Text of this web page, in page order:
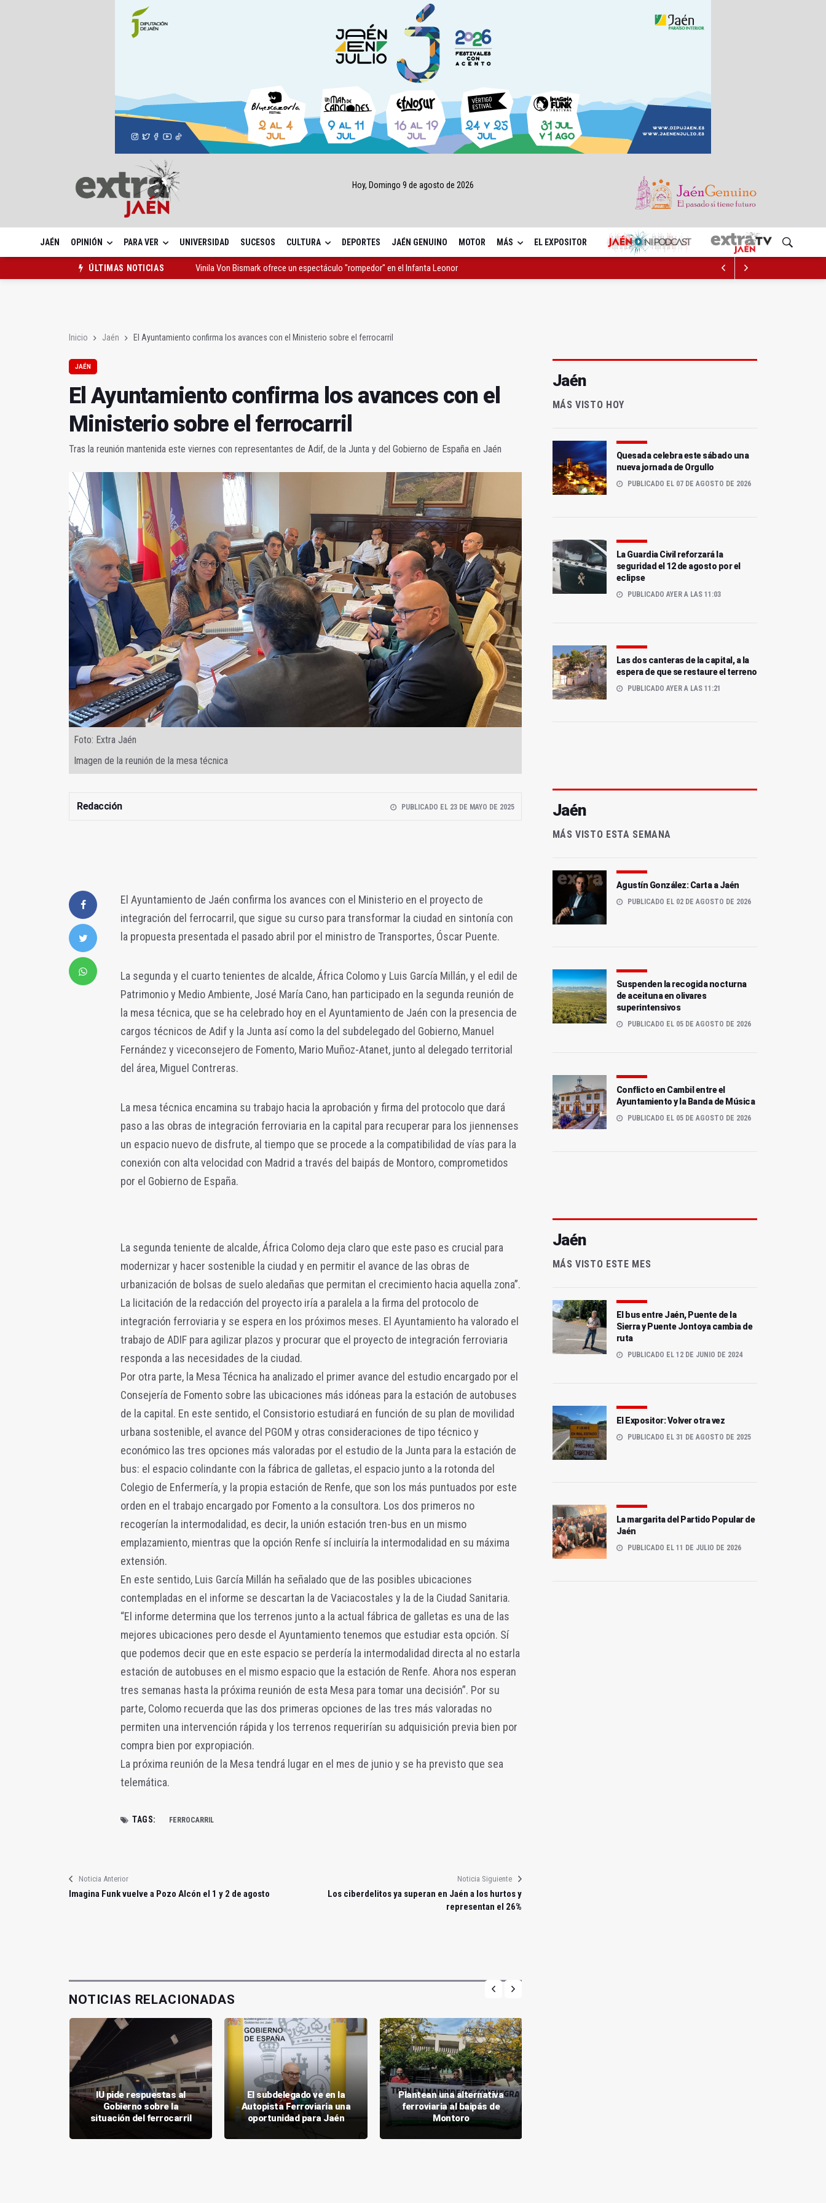
Hoy, Domingo 9 de agosto de 2026
JAÉN OPINIÓN PARA VER UNIVERSIDAD SUCESOS CULTURA DEPORTES JAÉN GENUINO MOTOR MÁS EL EXPOSITOR
ÚLTIMAS NOTICIAS
Vinila Von Bismark ofrece un espectáculo "rompedor" en el Infanta Leonor
Inicio Jaén El Ayuntamiento confirma los avances con el Ministerio sobre el ferrocarril
JAÉN
El Ayuntamiento confirma los avances con el
Ministerio sobre el ferrocarril
Tras la reunión mantenida este viernes con representantes de Adif, de la Junta y del Gobierno de España en Jaén
Foto: Extra Jaén
Imagen de la reunión de la mesa técnica
Redacción PUBLICADO EL 23 DE MAYO DE 2025
El Ayuntamiento de Jaén confirma los avances con el Ministerio en el proyecto de
integración del ferrocarril, que sigue su curso para transformar la ciudad en sintonía con
la propuesta presentada el pasado abril por el ministro de Transportes, Óscar Puente.
La segunda y el cuarto tenientes de alcalde, África Colomo y Luis García Millán, y el edil de
Patrimonio y Medio Ambiente, José María Cano, han participado en la segunda reunión de
la mesa técnica, que se ha celebrado hoy en el Ayuntamiento de Jaén con la presencia de
cargos técnicos de Adif y la Junta así como la del subdelegado del Gobierno, Manuel
Fernández y viceconsejero de Fomento, Mario Muñoz-Atanet, junto al delegado territorial
del área, Miguel Contreras.
La mesa técnica encamina su trabajo hacia la aprobación y firma del protocolo que dará
paso a las obras de integración ferroviaria en la capital para recuperar para los jiennenses
un espacio nuevo de disfrute, al tiempo que se procede a la compatibilidad de vías para la
conexión con alta velocidad con Madrid a través del baipás de Montoro, comprometidos
por el Gobierno de España.
La segunda teniente de alcalde, África Colomo deja claro que este paso es crucial para
modernizar y hacer sostenible la ciudad y en permitir el avance de las obras de
urbanización de bolsas de suelo aledañas que permitan el crecimiento hacia aquella zona”.
La licitación de la redacción del proyecto iría a paralela a la firma del protocolo de
integración ferroviaria y se espera en los próximos meses. El Ayuntamiento ha valorado el
trabajo de ADIF para agilizar plazos y procurar que el proyecto de integración ferroviaria
responda a las necesidades de la ciudad.
Por otra parte, la Mesa Técnica ha analizado el primer avance del estudio encargado por el
Consejería de Fomento sobre las ubicaciones más idóneas para la estación de autobuses
de la capital. En este sentido, el Consistorio estudiará en función de su plan de movilidad
urbana sostenible, el avance del PGOM y otras consideraciones de tipo técnico y
económico las tres opciones más valoradas por el estudio de la Junta para la estación de
bus: el espacio colindante con la fábrica de galletas, el espacio junto a la rotonda del
Colegio de Enfermería, y la propia estación de Renfe, que son los más puntuados por este
orden en el trabajo encargado por Fomento a la consultora. Los dos primeros no
recogerían la intermodalidad, es decir, la unión estación tren-bus en un mismo
emplazamiento, mientras que la opción Renfe sí incluiría la intermodalidad en su máxima
extensión.
En este sentido, Luis García Millán ha señalado que de las posibles ubicaciones
contempladas en el informe se descartan la de Vaciacostales y la de la Ciudad Sanitaria.
“El informe determina que los terrenos junto a la actual fábrica de galletas es una de las
mejores ubicaciones pero desde el Ayuntamiento tenemos que estudiar esta opción. Sí
que podemos decir que en este espacio se perdería la intermodalidad directa al no estarla
estación de autobuses en el mismo espacio que la estación de Renfe. Ahora nos esperan
tres semanas hasta la próxima reunión de esta Mesa para tomar una decisión”. Por su
parte, Colomo recuerda que las dos primeras opciones de las tres más valoradas no
permiten una intervención rápida y los terrenos requerirían su adquisición previa bien por
compra bien por expropiación.
La próxima reunión de la Mesa tendrá lugar en el mes de junio y se ha previsto que sea
telemática.
TAGS: FERROCARRIL
Noticia Anterior
Imagina Funk vuelve a Pozo Alcón el 1 y 2 de agosto
Noticia Siguiente
Los ciberdelitos ya superan en Jaén a los hurtos y
representan el 26%
NOTICIAS RELACIONADAS
IU pide respuestas al
Gobierno sobre la
situación del ferrocarril
El subdelegado ve en la
Autopista Ferroviaria una
oportunidad para Jaén
Plantean una alternativa
ferroviaria al baipás de
Montoro
Jaén
MÁS VISTO HOY
Quesada celebra este sábado una
nueva jornada de Orgullo
PUBLICADO EL 07 DE AGOSTO DE 2026
La Guardia Civil reforzará la
seguridad el 12 de agosto por el
eclipse
PUBLICADO AYER A LAS 11:03
Las dos canteras de la capital, a la
espera de que se restaure el terreno
PUBLICADO AYER A LAS 11:21
Jaén
MÁS VISTO ESTA SEMANA
Agustín González: Carta a Jaén
PUBLICADO EL 02 DE AGOSTO DE 2026
Suspenden la recogida nocturna
de aceituna en olivares
superintensivos
PUBLICADO EL 05 DE AGOSTO DE 2026
Conflicto en Cambil entre el
Ayuntamiento y la Banda de Música
PUBLICADO EL 05 DE AGOSTO DE 2026
Jaén
MÁS VISTO ESTE MES
El bus entre Jaén, Puente de la
Sierra y Puente Jontoya cambia de
ruta
PUBLICADO EL 12 DE JUNIO DE 2024
El Expositor: Volver otra vez
PUBLICADO EL 31 DE AGOSTO DE 2025
La margarita del Partido Popular de
Jaén
PUBLICADO EL 11 DE JULIO DE 2026